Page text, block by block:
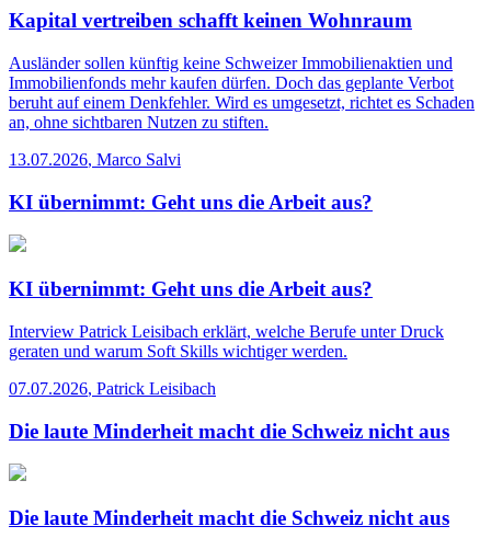
Kapital vertreiben schafft keinen Wohnraum
Ausländer sollen künftig keine Schweizer Immobilienaktien und
Immobilienfonds mehr kaufen dürfen. Doch das geplante Verbot
beruht auf einem Denkfehler. Wird es umgesetzt, richtet es Schaden
an, ohne sichtbaren Nutzen zu stiften.
13.07.2026, Marco Salvi
KI übernimmt: Geht uns die Arbeit aus?
KI übernimmt: Geht uns die Arbeit aus?
Interview Patrick Leisibach erklärt, welche Berufe unter Druck
geraten und warum Soft Skills wichtiger werden.
07.07.2026, Patrick Leisibach
Die laute Minderheit macht die Schweiz nicht aus
Die laute Minderheit macht die Schweiz nicht aus